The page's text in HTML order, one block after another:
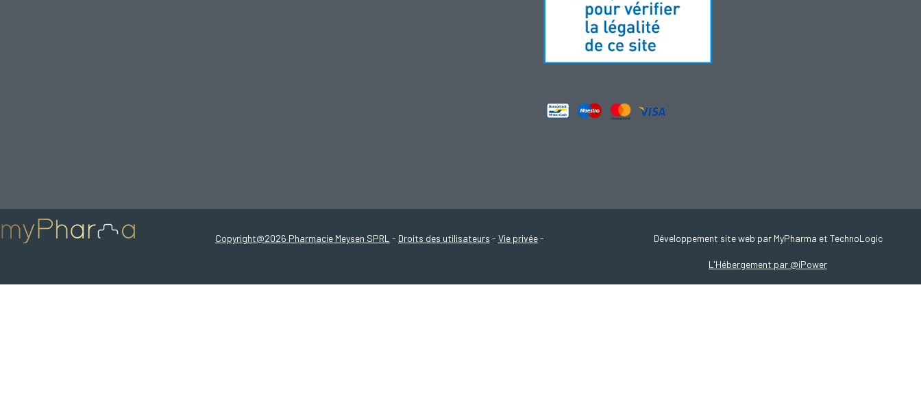
Copyright@2026 Pharmacie Meysen SPRL - Droits des utilisateurs - Vie privée- Développement site web par MyPharma et TechnoLogic
L'Hébergement par @iPower